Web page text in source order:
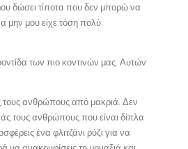
δώσει τίποτα που δεν μπορώ να
μην μου είχε τόση πολύ
των πιο κοντινών μας. Αυτών
ανθρώπους από μακριά. Δεν
τους ανθρώπους που είναι δίπλα
ένα φλιτζάνι ρύζι για να